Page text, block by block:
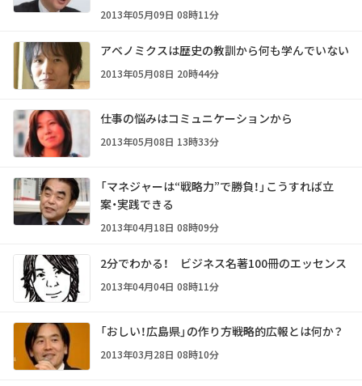
2013年05月09日 08時11分
アベノミクスは歴史の教訓から何も学んでいない
2013年05月08日 20時44分
仕事の悩みはコミュニケーションから
2013年05月08日 13時33分
「マネジャーは“戦略力”で勝負！」こうすれば立
案・実践できる
2013年04月18日 08時09分
2分でわかる！ ビジネス名著100冊のエッセンス
2013年04月04日 08時11分
「おしい！広島県」の作り方――戦略的広報とは何か？
2013年03月28日 08時10分